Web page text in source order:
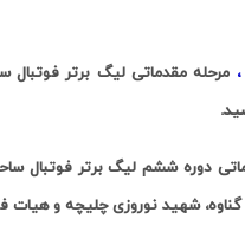
مرحله مقدماتی لیگ برتر فوتبال
.
شهید نوروزی چلیچه و هیات